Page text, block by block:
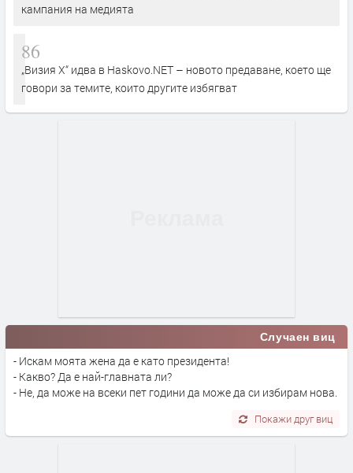
кампания на медията
86
„Визия Х“ идва в Haskovo.NET – новото предаване, което ще
говори за темите, които другите избягват
Случаен виц
- Искам моята жена да е като президента!
- Какво? Да е най-главната ли?
- Не, да може на всеки пет години да може да си избирам нова.
Покажи друг виц